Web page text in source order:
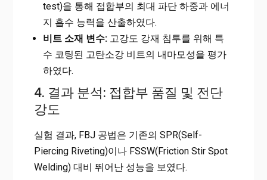
test)을 통해 접합부의 최대 파단 하중과 에너
지 흡수 능력을 산출하였다.
비트 소재 변수:고강도 강재 침투를 위해 특
수 코팅된 고탄소강 비트의 내마모성을 평가
하였다.
4. 결과 분석: 접합부 품질 및 전단
강도
실험 결과, FBJ 공법은 기존의 SPR(Self-
Piercing Riveting)이나 FSSW(Friction Stir Spot
Welding) 대비 뛰어난 성능을 보였다.